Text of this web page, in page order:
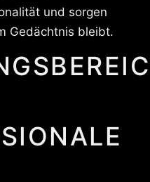
und sorgen
Gedächtnis bleibt.